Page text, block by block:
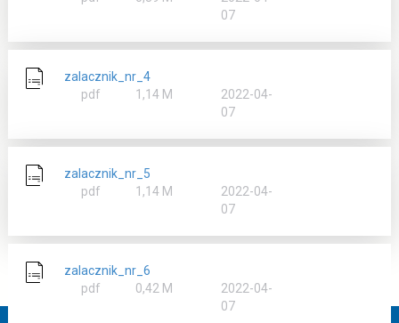
07
zalacznik_nr_4
pdf
rozmiar
1,14 M
2022-04-
07
zalacznik_nr_5
pdf
rozmiar
1,14 M
2022-04-
07
zalacznik_nr_6
pdf
rozmiar
0,42 M
2022-04-
07